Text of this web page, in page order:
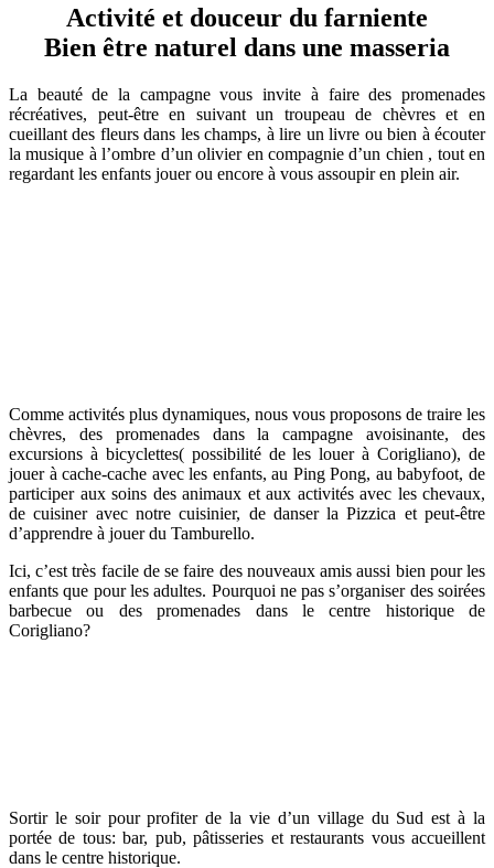
Activité et douceur du farniente
Bien être naturel dans une masseria
La beauté de la campagne vous invite à faire des promenades
récréatives, peut-être en suivant un troupeau de chèvres et en
cueillant des fleurs dans les champs, à lire un livre ou bien à écouter
la musique à l’ombre d’un olivier en compagnie d’un chien , tout en
regardant les enfants jouer ou encore à vous assoupir en plein air.
Comme activités plus dynamiques, nous vous proposons de traire les
chèvres, des promenades dans la campagne avoisinante, des
excursions à bicyclettes( possibilité de les louer à Corigliano), de
jouer à cache-cache avec les enfants, au Ping Pong, au babyfoot, de
participer aux soins des animaux et aux activités avec les chevaux,
de cuisiner avec notre cuisinier, de danser la Pizzica et peut-être
d’apprendre à jouer du Tamburello.
Ici, c’est très facile de se faire des nouveaux amis aussi bien pour les
enfants que pour les adultes. Pourquoi ne pas s’organiser des soirées
barbecue ou des promenades dans le centre historique de
Corigliano?
Sortir le soir pour profiter de la vie d’un village du Sud est à la
portée de tous: bar, pub, pâtisseries et restaurants vous accueillent
dans le centre historique.